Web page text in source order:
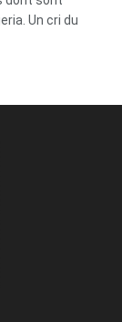
Un cri du